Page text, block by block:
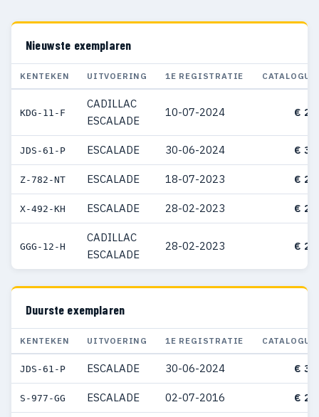
Nieuwste exemplaren
KENTEKEN UITVOERING 1E REGISTRATIE
KDG-11-F
CADILLAC
ESCALADE
10-07-2024 €
JDS-61-P ESCALADE 30-06-2024 €
Z-782-NT ESCALADE 18-07-2023 €
X-492-KH ESCALADE 28-02-2023 €
GGG-12-H
CADILLAC
ESCALADE
28-02-2023 €
Duurste exemplaren
KENTEKEN UITVOERING 1E REGISTRATIE
JDS-61-P ESCALADE 30-06-2024 €
S-977-GG ESCALADE 02-07-2016 €